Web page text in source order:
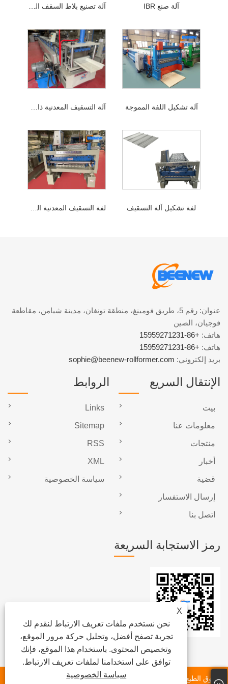
آلة تصنيع بلاط السقف المموج آلة صنع IBR
آلة التسقيف المعدنية ذات القفل المفاجئ آلة تشكيل اللفة المموجة
لفة تشكيل آلة التسقيف
X
نحن نستخدم ملفات تعريف الارتباط لنقدم لك
تجربة تصفح أفضل، وتحليل حركة مرور الموقع،
وتخصيص المحتوى. باستخدام هذا الموقع، فإنك
توافق على استخدامنا لملفات تعريف الارتباط.
سياسة الخصوصية
عنوان: رقم 5، طريق فومينغ، منطقة تونغان، مدينة شيامن، مقاطعة
فوجيان، الصين
هاتف: +86-15959271231
هاتف: +86-15959271231
بريد إلكتروني: sophie@beenew-rollformer.com
الإنتقال السريع
بيت
معلومات عنا
منتجات
أخبار
قضية
إرسال الاستفسار
اتصل بنا
الروابط
Links
Sitemap
RSS
XML
سياسة الخصوصية
رمز الاستجابة السريعة